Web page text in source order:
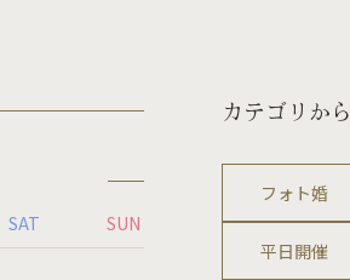
SAT SUN
カテゴリか
フォト婚
平日開催